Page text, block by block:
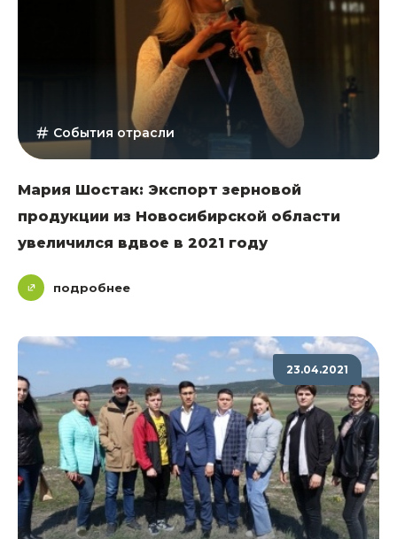
События отрасли
Мария Шостак: Экспорт зерновой
продукции из Новосибирской области
увеличился вдвое в 2021 году
подробнее
23.04.2021